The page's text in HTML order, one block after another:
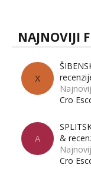
NAJNOVIJI
X
Cro
A
&
Cro